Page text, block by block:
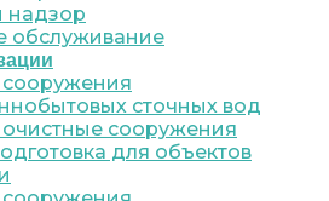
надзор
обслуживание
сточных вод
сооружения
для объектов